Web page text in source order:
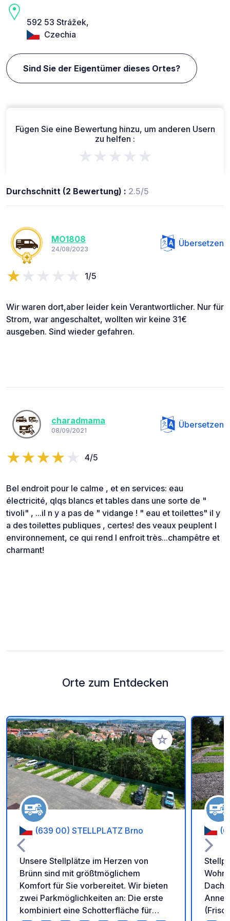
592 53 Strážek,
Czechia
Sind Sie der Eigentümer dieses Ortes?
Fügen Sie eine Bewertung hinzu, um anderen Usern
zu helfen :
★★★★★
Durchschnitt (2 Bewertung) : 2.5/5
MO1808
24/08/2023
Übersetzen
1/5
Wir waren dort,aber leider kein Verantwortlicher. Nur für
Strom, war angeschaltet, wollten wir keine 31€
ausgeben. Sind wieder gefahren.
charadmama
08/09/2021
Übersetzen
4/5
Bel endroit pour le calme , et en services: eau
électricité, qlqs blancs et tables dans une sorte de "
tivoli" , ...il n y a pas de " vidange ! " eau et toilettes" il y
a des toilettes publiques , certes! des veaux peuplent l
environnement, ce qui rend l enfroit très...champêtre et
charmant!
Orte zum Entdecken
Zu Ihren Favoriten
(639 00) STELLPLATZ Brno
Unsere Stellplätze im Herzen von
Brünn sind mit größtmöglichem
Komfort für Sie vorbereitet. Wir bieten
zwei Parkmöglichkeiten an: Die erste
kombiniert eine Schotterfläche für